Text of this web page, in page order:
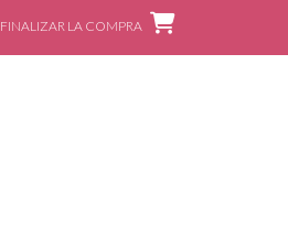
FINALIZAR LA COMPRA